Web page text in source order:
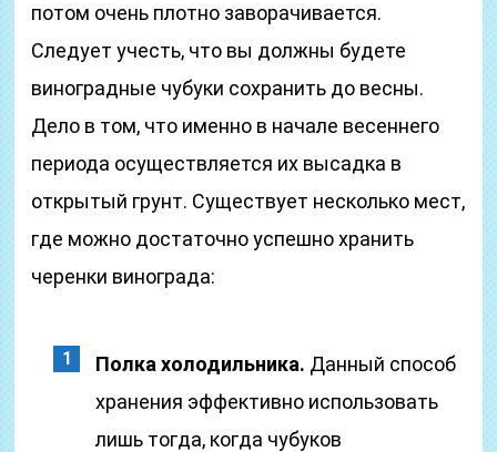
потом очень плотно заворачивается.
Следует учесть, что вы должны будете
виноградные чубуки сохранить до весны.
Дело в том, что именно в начале весеннего
периода осуществляется их высадка в
открытый грунт. Существует несколько мест,
где можно достаточно успешно хранить
черенки винограда:
Полка холодильника. Данный способ
хранения эффективно использовать
лишь тогда, когда чубуков